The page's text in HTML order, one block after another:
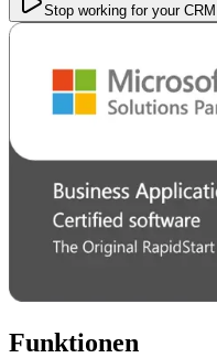
Stop working for your CRM
Funktionen